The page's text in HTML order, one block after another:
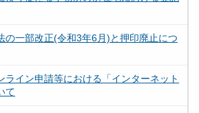
の一部改正(令和3年6月)と押印廃止につ
ライン申請等における「インターネット
て